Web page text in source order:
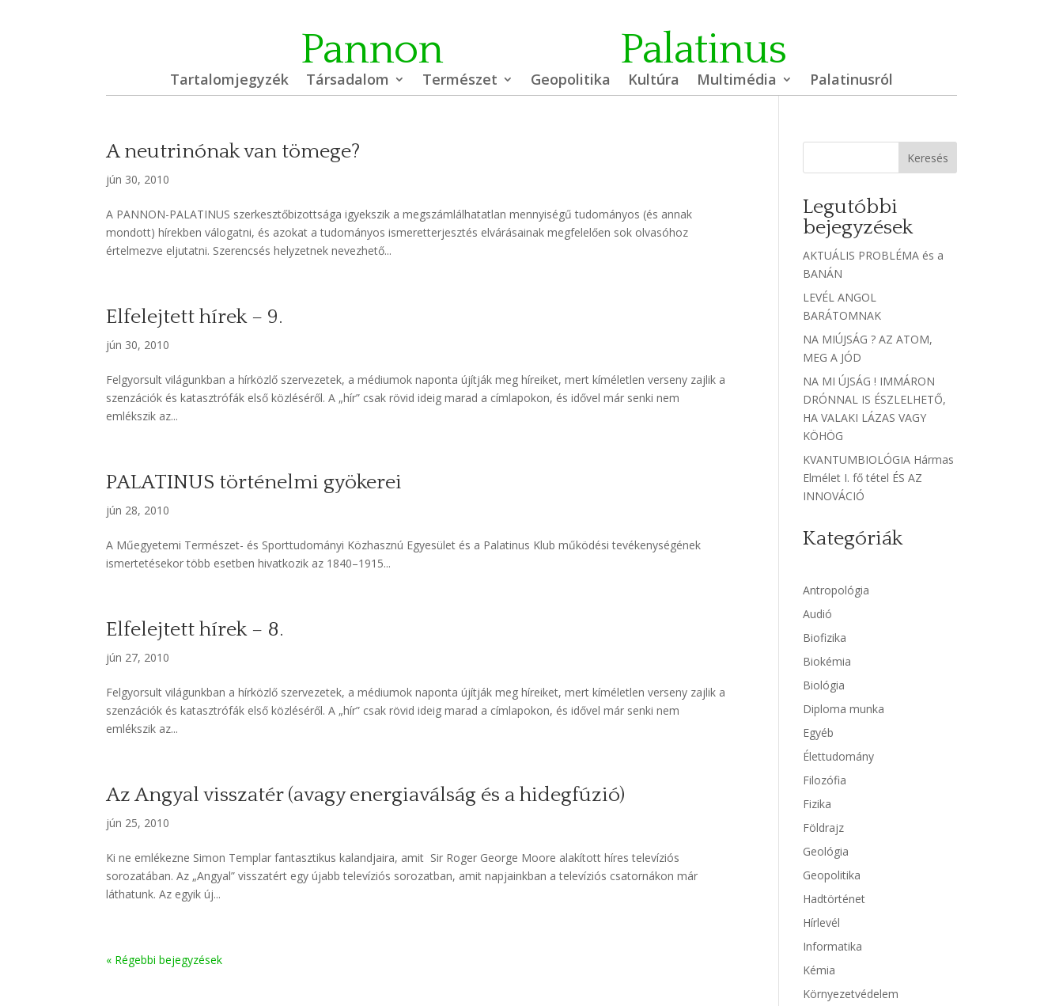
Pannon Palatinus
Tartalomjegyzék Társadalom Természet Geopolitika Kultúra Multimédia Palatinusról
A neutrinónak van tömege?
jún 30, 2010
A PANNON-PALATINUS szerkesztőbizottsága igyekszik a megszámlálhatatlan mennyiségű tudományos (és annak
mondott) hírekben válogatni, és azokat a tudományos ismeretterjesztés elvárásainak megfelelően sok olvasóhoz
értelmezve eljutatni. Szerencsés helyzetnek nevezhető...
Elfelejtett hírek – 9.
jún 30, 2010
Felgyorsult világunkban a hírközlő szervezetek, a médiumok naponta újítják meg híreiket, mert kíméletlen verseny zajlik a
szenzációk és katasztrófák első közléséről. A „hír” csak rövid ideig marad a címlapokon, és idővel már senki nem
emlékszik az...
PALATINUS történelmi gyökerei
jún 28, 2010
A Műegyetemi Természet- és Sporttudományi Közhasznú Egyesület és a Palatinus Klub működési tevékenységének
ismertetésekor több esetben hivatkozik az 1840–1915...
Elfelejtett hírek – 8.
jún 27, 2010
Felgyorsult világunkban a hírközlő szervezetek, a médiumok naponta újítják meg híreiket, mert kíméletlen verseny zajlik a
szenzációk és katasztrófák első közléséről. A „hír” csak rövid ideig marad a címlapokon, és idővel már senki nem
emlékszik az...
Az Angyal visszatér (avagy energiaválság és a hidegfúzió)
jún 25, 2010
Ki ne emlékezne Simon Templar fantasztikus kalandjaira, amit Sir Roger George Moore alakított híres televíziós
sorozatában. Az „Angyal” visszatért egy újabb televíziós sorozatban, amit napjainkban a televíziós csatornákon már
láthatunk. Az egyik új...
« Régebbi bejegyzések
Keresés
Legutóbbi
bejegyzések
AKTUÁLIS PROBLÉMA és a
BANÁN
LEVÉL ANGOL
BARÁTOMNAK
NA MIÚJSÁG ? AZ ATOM,
MEG A JÓD
NA MI ÚJSÁG ! IMMÁRON
DRÓNNAL IS ÉSZLELHETŐ,
HA VALAKI LÁZAS VAGY
KÖHÖG
KVANTUMBIOLÓGIA Hármas
Elmélet I. fő tétel ÉS AZ
INNOVÁCIÓ
Kategóriák
Antropológia
Audió
Biofizika
Biokémia
Biológia
Diploma munka
Egyéb
Élettudomány
Filozófia
Fizika
Földrajz
Geológia
Geopolitika
Hadtörténet
Hírlevél
Informatika
Kémia
Környezetvédelem